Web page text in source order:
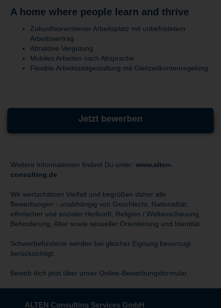
A home where people learn and thrive
Zukunftsorientierter Arbeitsplatz mit unbefristetem
Arbeitsvertrag
Attraktive Vergütung
Mobiles Arbeiten nach Absprache
Flexible Arbeitszeitgestaltung mit Gleitzeitkontenregelung
Jetzt bewerben
Weitere Informationen findest Du unter: www.alten-
consulting.de
Wir wertschätzen Vielfalt und begrüßen daher alle
Bewerbungen - unabhängig von Geschlecht, Nationalität,
ethnischer und sozialer Herkunft, Religion / Weltanschauung,
Behinderung, Alter sowie sexueller Orientierung und Identität.
Schwerbehinderte werden bei gleicher Eignung bevorzugt
berücksichtigt.
Bewirb dich jetzt über unser Online-Bewerbungsformular.
ALTEN Consulting Services GmbH